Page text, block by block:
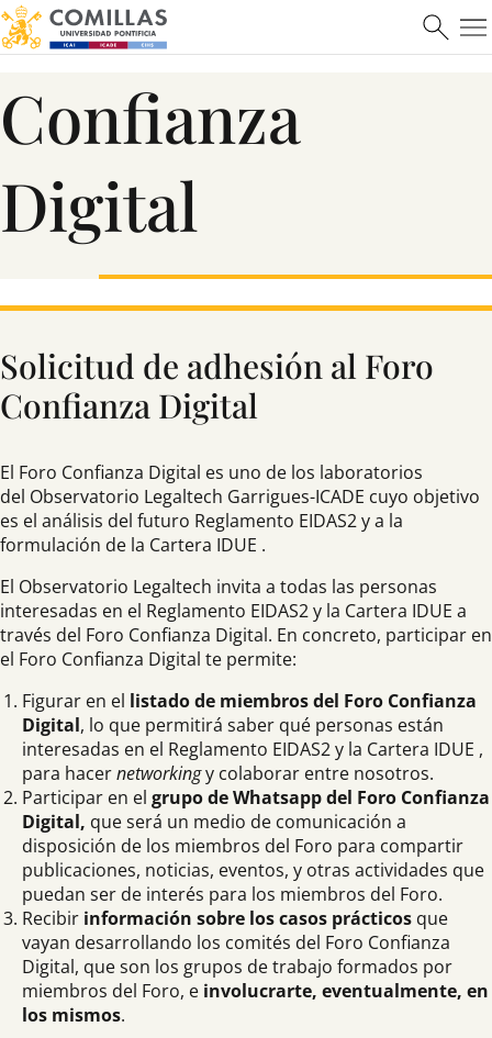
Saber más
Confianza
Digital
Solicitud de adhesión al Foro
Confianza Digital
El Foro Confianza Digital es uno de los laboratorios
del Observatorio Legaltech Garrigues-ICADE cuyo objetivo
es el análisis del futuro Reglamento EIDAS2 y a la
formulación de la Cartera IDUE .
El Observatorio Legaltech invita a todas las personas
interesadas en el Reglamento EIDAS2 y la Cartera IDUE a
través del Foro Confianza Digital. En concreto, participar en
el Foro Confianza Digital te permite:
Figurar en el listado de miembros del Foro Confianza
Digital, lo que permitirá saber qué personas están
interesadas en el Reglamento EIDAS2 y la Cartera IDUE ,
para hacernetworkingy colaborar entre nosotros.
Participar en el grupo de Whatsapp del Foro Confianza
Digital, que será un medio de comunicación a
disposición de los miembros del Foro para compartir
publicaciones, noticias, eventos, y otras actividades que
puedan ser de interés para los miembros del Foro.
Recibir información sobre los casos prácticos que
vayan desarrollando los comités del Foro Confianza
Digital, que son los grupos de trabajo formados por
miembros del Foro, e involucrarte, eventualmente, en
los mismos.